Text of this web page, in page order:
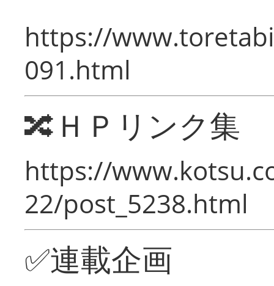
https://
091.html
🔀ＨＰリンク集
https://
22/post_5238.html
✅連載企画